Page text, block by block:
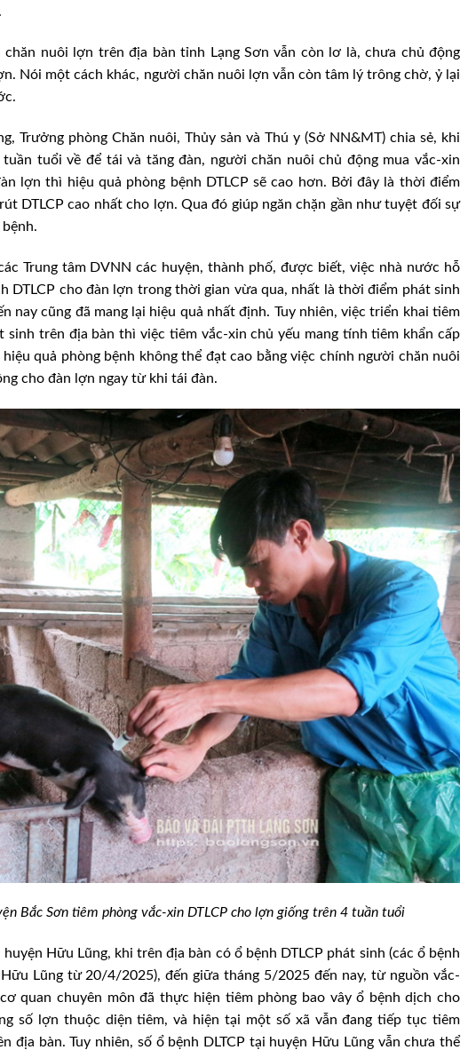
nuôi lợn trên địa bàn tỉnh Lạng Sơn vẫn còn lơ là, chưa chủ động
Nói một cách khác, người chăn nuôi lợn vẫn còn tâm lý trông chờ, ỷ lại
Trưởng phòng Chăn nuôi, Thủy sản và Thú y (Sở NN&MT) chia sẻ, khi
tuổi về để tái và tăng đàn, người chăn nuôi chủ động mua vắc-xin
lợn thì hiệu quả phòng bệnh DTLCP sẽ cao hơn. Bởi đây là thời điểm
DTLCP cao nhất cho lợn. Qua đó giúp ngăn chặn gần như tuyệt đối sự
Trung tâm DVNN các huyện, thành phố, được biết, việc nhà nước hỗ
DTLCP cho đàn lợn trong thời gian vừa qua, nhất là thời điểm phát sinh
nay cũng đã mang lại hiệu quả nhất định. Tuy nhiên, việc triển khai tiêm
sinh trên địa bàn thì việc tiêm vắc-xin chủ yếu mang tính tiêm khẩn cấp
quả phòng bệnh không thể đạt cao bằng việc chính người chăn nuôi
cho đàn lợn ngay từ khi tái đàn.
Bắc Sơn tiêm phòng vắc-xin DTLCP cho lợn giống trên 4 tuần tuổi
Hữu Lũng, khi trên địa bàn có ổ bệnh DTLCP phát sinh (các ổ bệnh
Lũng từ 20/4/2025), đến giữa tháng 5/2025 đến nay, từ nguồn vắc-
quan chuyên môn đã thực hiện tiêm phòng bao vây ổ bệnh dịch cho
số lợn thuộc diện tiêm, và hiện tại một số xã vẫn đang tiếp tục tiêm
địa bàn. Tuy nhiên, số ổ bệnh DLTCP tại huyện Hữu Lũng vẫn chưa thể
ngành gia cầm trong
phập phù
Singapore muốn nhập trứng, thịt của